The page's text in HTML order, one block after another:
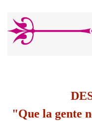
"Que la gente